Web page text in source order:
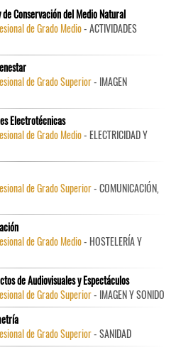
Conservación del Medio Natural
de Grado Medio- ACTIVIDADES
de Grado Superior- IMAGEN
Electrotécnicas
de Grado Medio- ELECTRICIDAD Y
de Grado Superior- COMUNICACIÓN,
de Grado Medio- HOSTELERÍA Y
de Audiovisuales y Espectáculos
de Grado Superior- IMAGEN Y SONIDO
de Grado Superior- SANIDAD